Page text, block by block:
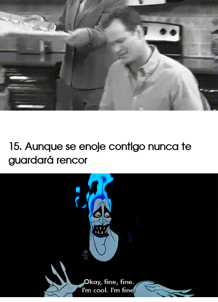
15. Aunque se enoje contigo nunca te
guardará rencor